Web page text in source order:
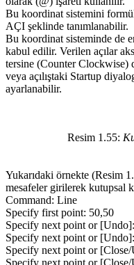
Bu koordinat sistemini
AÇI şeklinde tanımlanabilir.
Bu koordinat sisteminde de
kabul edilir. Verilen açılar
tersine (Counter Clockwise)
veya açılıştaki Startup
ayarlanabilir.
Resim 1.55:
Yukarıdaki örnekte (Resim
mesafeler girilerek kutupsal
Command: Line
Specify first point: 50,50
Specify next point or
Specify next point or
Specify next point or
Specify next point or